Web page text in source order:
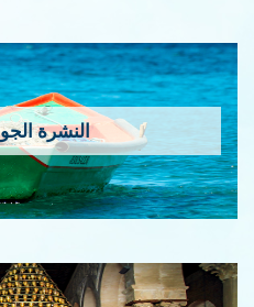
النشرة الجوية الخاصة